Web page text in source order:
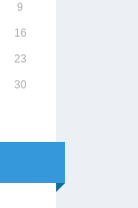
9
16
23
30